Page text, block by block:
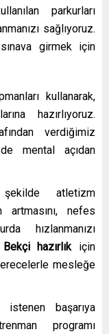
parkurları
sağlıyoruz.
girmek için
kullanarak,
hazırlıyoruz.
verdiğimiz
mental açıdan
atletizm
artmasını, nefes
hızlanmanızı
hazırlık için
mesleğe
istenen başarıya
programı